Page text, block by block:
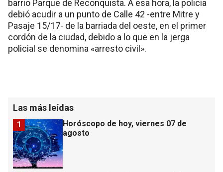
barrio Parque de Reconquista. A esa hora, la policía
debió acudir a un punto de Calle 42 -entre Mitre y
Pasaje 15/17- de la barriada del oeste, en el primer
cordón de la ciudad, debido a lo que en la jerga
policial se denomina «arresto civil».
Las más leídas
Horóscopo de hoy, viernes 07 de
agosto
1